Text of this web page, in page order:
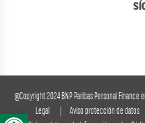
Abrir barra
@Copyright 2024 BNP Paribas Personal Finance
Legal
Aviso protección de datos